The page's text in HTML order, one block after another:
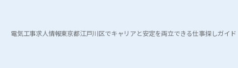
電気工事求人情報東京都江戸川区でキャリアと安定を両立できる仕事探しガイド